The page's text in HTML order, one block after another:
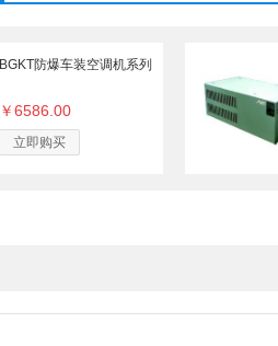
BGKT防爆车装空调机系列
￥6586.00
立即购买